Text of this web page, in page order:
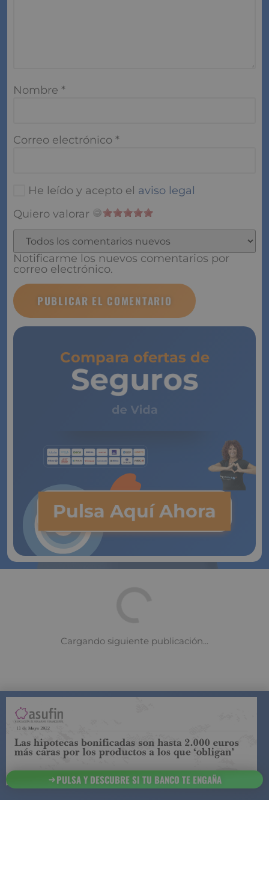
Nombre*
Correo electrónico*
He leído y acepto elaviso legal
Quiero valorar
Notificarme los nuevos comentarios por correo
electrónico.
Compara ofertas de
Seguros
de Vida
Pulsa Aquí Ahora
seguros de vida propuestas por
12 de septiembre 2023
PULSA Y DESCUBRE SI TU BANCO TE ENGAÑA